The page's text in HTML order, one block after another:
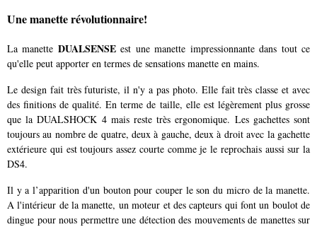
Une manette révolutionnaire!
La manette DUALSENSEest une manette impressionnante dans tout ce
qu'elle peut apporter en termes de sensations manette en mains.
Le design fait très futuriste, il n'y a pas photo. Elle fait très classe et avec
des finitions de qualité. En terme de taille, elle est légèrement plus grosse
que la DUALSHOCK 4 mais reste très ergonomique. Les gachettes sont
toujours au nombre de quatre, deux à gauche, deux à droit avec la gachette
extérieure qui est toujours assez courte comme je le reprochais aussi sur la
DS4.
Il y a l’apparition d'un bouton pour couper le son du micro de la manette.
A l'intérieur de la manette, un moteur et des capteurs qui font un boulot de
dingue pour nous permettre une détection des mouvements de manettes sur